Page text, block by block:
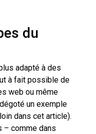
du
adapté à des
à fait possible de
web ou même
un exemple
dans cet article).
– comme dans